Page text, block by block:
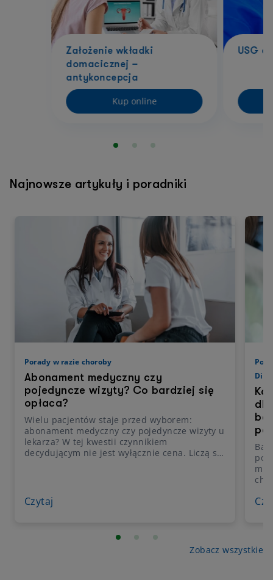
Założenie wkładki
domacicznej –
antykoncepcja
Kup online
USG
Najnowsze artykuły i poradniki
Porady w razie choroby
Abonament medyczny czy
pojedyncze wizyty? Co bardziej się
opłaca?
Wielu pacjentów staje przed wyborem:
abonament medyczny czy pojedyncze wizyty u
lekarza? W tej kwestii czynnikiem
decydującym nie jest wyłącznie cena. Liczą się
korzyści abonamentu medycznego i czy jego
wybór rzeczywiście się opłaca.
Czytaj
Zobacz wszystkie